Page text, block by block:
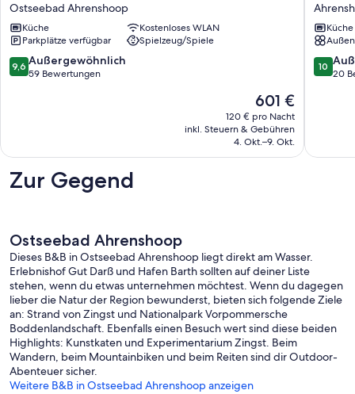
Hof,
im
Ortskern,
nur
3
Ahrenshoop
Ostseebad Ahrenshoop
Küche
Kostenloses WLAN
Parkplätze verfügbar
Spielzeug/Spiele
9.6
von
9,6 Außergewöhnlich
59 Bewertungen
Der
Preis
beträgt
601 €
601 €
120 € pro Nacht
inkl. Steuern & Gebühren
4. Okt.–9. Okt.
im
Haus
am
Küche
10.0
von
10
20
Zur Gegend
Ostseebad Ahrenshoop
Dieses B&B in Ostseebad Ahrenshoop liegt direkt am Wasser.
Erlebnishof Gut Darß und Hafen Barth sollten auf deiner Liste
stehen, wenn du etwas unternehmen möchtest. Wenn du dagegen
lieber die Natur der Region bewunderst, bieten sich folgende Ziele
an: Strand von Zingst und Nationalpark Vorpommersche
Boddenlandschaft. Ebenfalls einen Besuch wert sind diese beiden
Highlights: Kunstkaten und Experimentarium Zingst. Beim
Wandern, beim Mountainbiken und beim Reiten sind dir Outdoor-
Abenteuer sicher.
Weitere B&B in Ostseebad Ahrenshoop anzeigen